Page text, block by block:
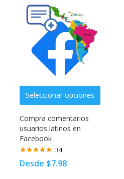
Seleccionar opciones
Compra comentarios
usuarios latinos en
Facebook
con4.82de
34
Desde $7.98